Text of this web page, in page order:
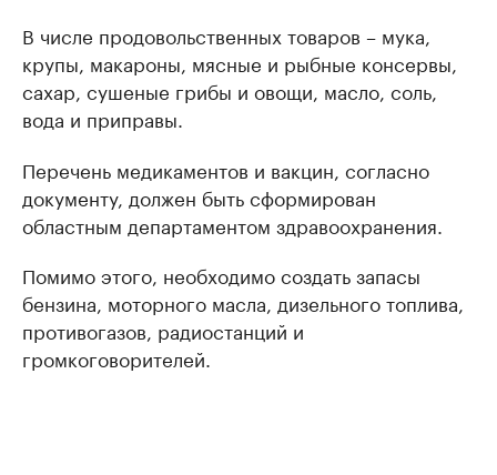
В числе продовольственных товаров – мука,
крупы, макароны, мясные и рыбные консервы,
сахар, сушеные грибы и овощи, масло, соль,
вода и приправы.
Перечень медикаментов и вакцин, согласно
документу, должен быть сформирован
областным департаментом здравоохранения.
Помимо этого, необходимо создать запасы
бензина, моторного масла, дизельного топлива,
противогазов, радиостанций и
громкоговорителей.